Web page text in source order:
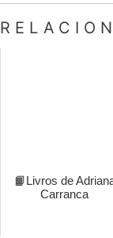
📙Livros de
Carranca